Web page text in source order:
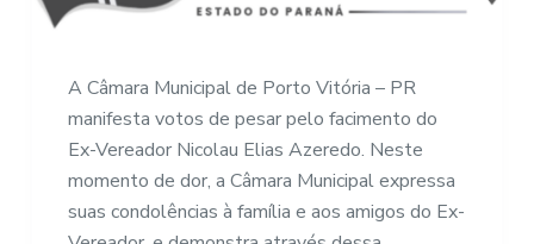
A Câmara Municipal de Porto Vitória – PR
manifesta votos de pesar pelo facimento do
Ex-Vereador Nicolau Elias Azeredo. Neste
momento de dor, a Câmara Municipal expressa
suas condolências à família e aos amigos do Ex-